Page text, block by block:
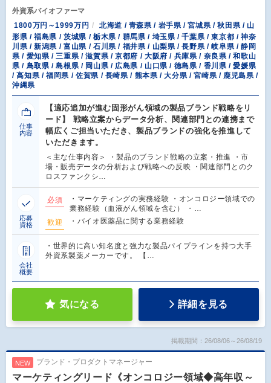
外資系バイオファーマ
1800万円～1999万円
北海道 / 青森県 / 岩手県 / 宮城県 / 秋田県 / 山
形県 / 福島県 / 茨城県 / 栃木県 / 群馬県 / 埼玉県 / 千葉県 / 東京都 / 神奈
川県 / 新潟県 / 富山県 / 石川県 / 福井県 / 山梨県 / 長野県 / 岐阜県 / 静岡
県 / 愛知県 / 三重県 / 滋賀県 / 京都府 / 大阪府 / 兵庫県 / 奈良県 / 和歌山
県 / 鳥取県 / 島根県 / 岡山県 / 広島県 / 山口県 / 徳島県 / 香川県 / 愛媛県
/ 高知県 / 福岡県 / 佐賀県 / 長崎県 / 熊本県 / 大分県 / 宮崎県 / 鹿児島県 /
沖縄県
仕事
内容
【適応追加が進む固形がん領域の製品ブランド戦略をリ
ード】 戦略立案からデータ分析、関連部門との連携まで
幅広くご担当いただき、製品ブランドの強化を推進して
いただきます。
＜主な仕事内容＞ ・製品のブランド戦略の立案・推進 ・市
場・販売データの分析および戦略への反映 ・関連部門とのク
ロスファンクシ…
応募
資格
必須
・マーケティングの実務経験 ・オンコロジー領域での
業務経験（血液がん領域を含む） ・…
歓迎
・バイオ医薬品に関する業務経験
会社
概要
・世界的に高い知名度と強力な製品パイプラインを持つ大手
外資系製薬メーカーです。 【…
気になる 詳細を見る
掲載期間：26/08/06～26/08/19
NEW ブランド・プロダクトマネージャー
マーケティングリード《オンコロジー領域◆高年収～